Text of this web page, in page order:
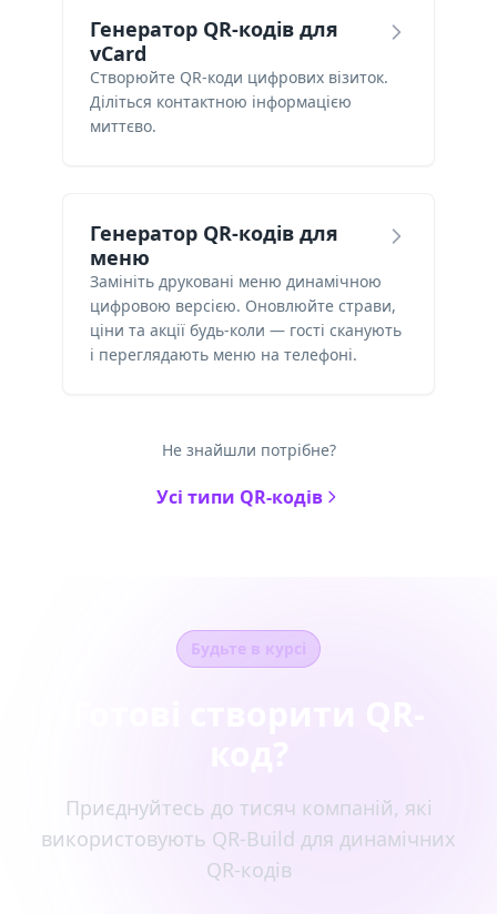
Генератор QR-кодів для
vCard
Створюйте QR-коди цифрових візиток.
Діліться контактною інформацією
миттєво.
Генератор QR-кодів для
меню
Замініть друковані меню динамічною
цифровою версією. Оновлюйте страви,
ціни та акції будь-коли — гості сканують
і переглядають меню на телефоні.
Не знайшли потрібне?
Усі типи QR-кодів
Будьте в курсі
Приєднуйтесь до тисяч компаній, які
використовують QR-Build для динамічних
QR-кодів